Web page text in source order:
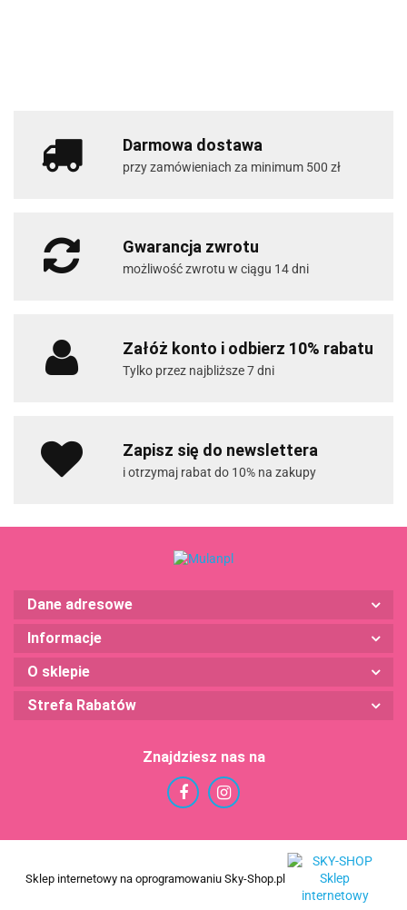
Darmowa dostawa
przy zamówieniach za minimum 500 zł
Gwarancja zwrotu
możliwość zwrotu w ciągu 14 dni
Załóż konto i odbierz 10% rabatu
Tylko przez najbliższe 7 dni
Zapisz się do newslettera
i otrzymaj rabat do 10% na zakupy
Dane adresowe
Informacje
O sklepie
Strefa Rabatów
Znajdziesz nas na
Sklep internetowy na oprogramowaniu Sky-Shop.pl